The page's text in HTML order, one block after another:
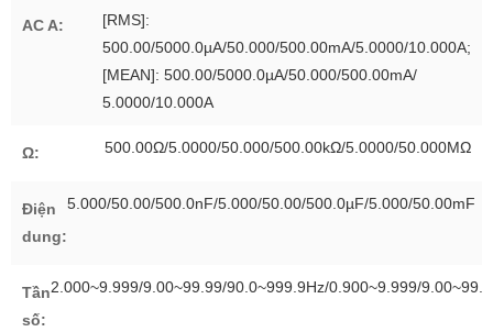
AC A:
[RMS]:
500.00/5000.0µA/50.000/500.00mA/5.0000/10.000A;
[MEAN]: 500.00/5000.0µA/50.000/500.00mA/
5.0000/10.000A
Ω: 500.00Ω/5.0000/50.000/500.00kΩ/5.0000/50.000MΩ
Điện
dung:
5.000/50.00/500.0nF/5.000/50.00/500.0µF/5.000/50.00mF
Tần
số:
2.000~9.999/9.00~99.99/90.0~999.9Hz/0.900~9.999/